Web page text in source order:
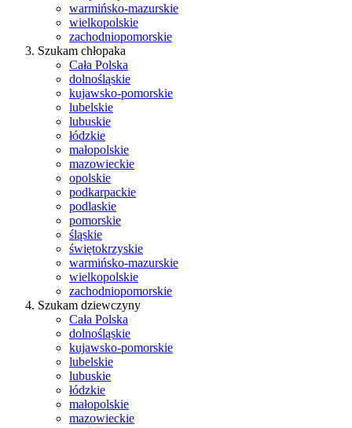
warmińsko-mazurskie
wielkopolskie
zachodniopomorskie
Szukam chłopaka
Cała Polska
dolnośląskie
kujawsko-pomorskie
lubelskie
lubuskie
łódzkie
małopolskie
mazowieckie
opolskie
podkarpackie
podlaskie
pomorskie
śląskie
świętokrzyskie
warmińsko-mazurskie
wielkopolskie
zachodniopomorskie
Szukam dziewczyny
Cała Polska
dolnośląskie
kujawsko-pomorskie
lubelskie
lubuskie
łódzkie
małopolskie
mazowieckie